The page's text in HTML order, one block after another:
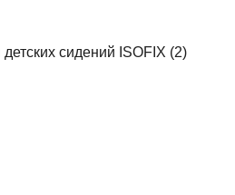
сидений ISOFIX (2)